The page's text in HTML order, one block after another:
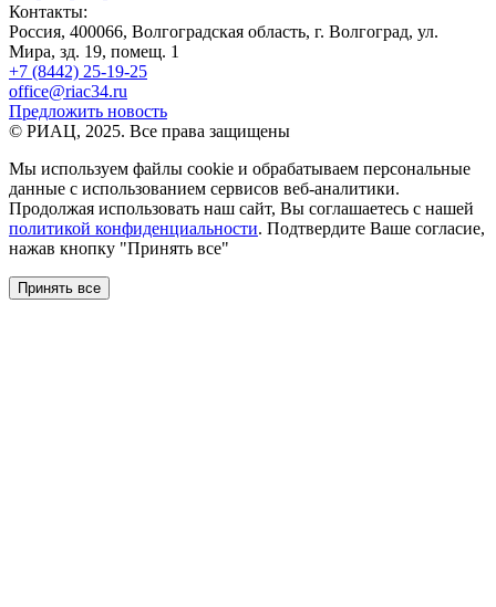
Контакты:
Россия, 400066, Волгоградская область, г. Волгоград, ул.
Мира, зд. 19, помещ. 1
+7 (8442) 25-19-25
office@riac34.ru
Предложить новость
© РИАЦ, 2025. Все права защищены
Мы используем файлы сookie и обрабатываем персональные
данные с использованием сервисов веб-аналитики.
Продолжая использовать наш сайт, Вы соглашаетесь с нашей
политикой конфиденциальности. Подтвердите Ваше согласие,
нажав кнопку "Принять все"
Принять все